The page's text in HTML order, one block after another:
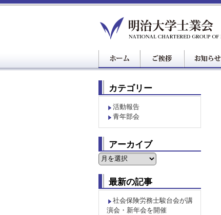
カテゴリー
活動報告
青年部会
アーカイブ
ア
ー
カ
最新の記事
社会保険労務士駿台会が講
演会・新年会を開催